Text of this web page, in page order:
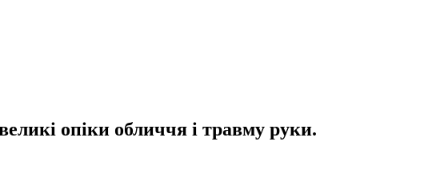
опіки обличчя і травму руки.